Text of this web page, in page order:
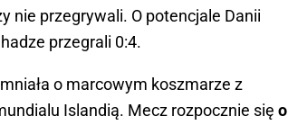
nie przegrywali. O potencjale Danii
przegrali 0:4.
o marcowym koszmarze z
Islandią. Mecz rozpocznie się o